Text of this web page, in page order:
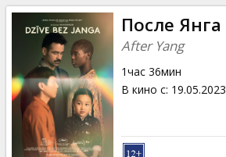
Подарки
Кинозакуски
B2B
После Янга
After Yang
1час 36мин
В кино с: 19.05.2023